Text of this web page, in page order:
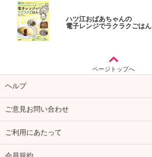
ハツ江おばあちゃんの
電子レンジでラクラクごはん
ページトップへ
ヘルプ
ご意見お問い合わせ
ご利用にあたって